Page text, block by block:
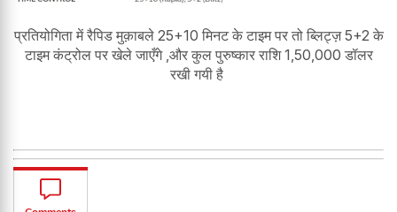
प्रतियोगिता में रैपिड मुक़ाबले 25+10 मिनट के टाइम पर तो ब्लिट्ज़ 5+2 के
टाइम कंट्रोल पर खेले जाएँगे ,और कुल पुरुष्कार राशि 1,50,000 डॉलर
रखी गयी है